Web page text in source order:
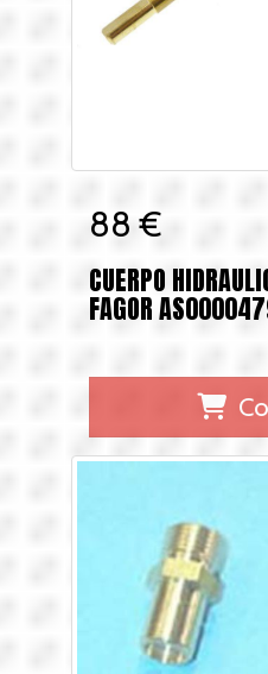
88 €
CUERPO
FAGOR